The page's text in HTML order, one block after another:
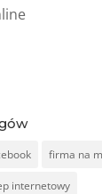
firma na
internetowy